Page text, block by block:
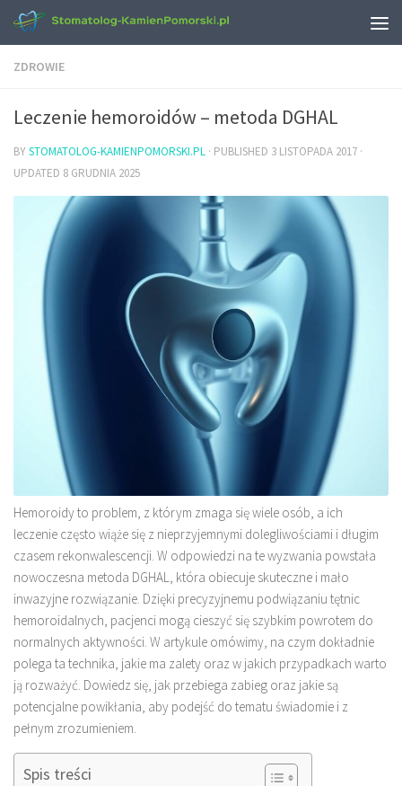
ZDROWIE
Leczenie hemoroidów – metoda DGHAL
BYSTOMATOLOG-KAMIENPOMORSKI.PL · PUBLISHED 3 LISTOPADA 2017 ·
UPDATED 8 GRUDNIA 2025
Hemoroidy to problem, z którym zmaga się wiele osób, a ich
leczenie często wiąże się z nieprzyjemnymi dolegliwościami i długim
czasem rekonwalescencji. W odpowiedzi na te wyzwania powstała
nowoczesna metoda DGHAL, która obiecuje skuteczne i mało
inwazyjne rozwiązanie. Dzięki precyzyjnemu podwiązaniu tętnic
hemoroidalnych, pacjenci mogą cieszyć się szybkim powrotem do
normalnych aktywności. W artykule omówimy, na czym dokładnie
polega ta technika, jakie ma zalety oraz w jakich przypadkach warto
ją rozważyć. Dowiedz się, jak przebiega zabieg oraz jakie są
potencjalne powikłania, aby podejść do tematu świadomie i z
pełnym zrozumieniem.
Spis treści